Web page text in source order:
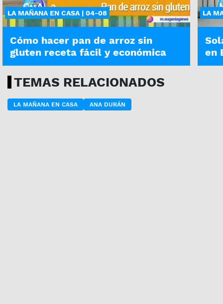
LA MAÑANA EN CASA | 04-08
Cómo hacer pan de arroz sin
gluten receta fácil y económica
LA
en
TEMAS RELACIONADOS
LA MAÑANA EN CASA ANA DURÁN